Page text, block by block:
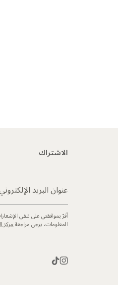
الاشتراك
عنوان البريد
أقرّ بموافقتي على تلقي
المعلومات، يرجى مراجعةمركز